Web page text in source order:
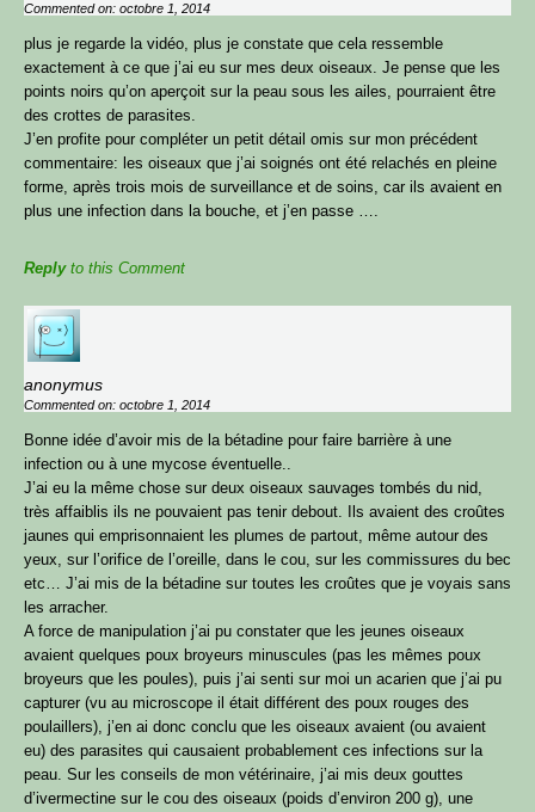
Commented on: octobre 1, 2014
plus je regarde la vidéo, plus je constate que cela ressemble
exactement à ce que j’ai eu sur mes deux oiseaux. Je pense que les
points noirs qu’on aperçoit sur la peau sous les ailes, pourraient être
des crottes de parasites.
J’en profite pour compléter un petit détail omis sur mon précédent
commentaire: les oiseaux que j’ai soignés ont été relachés en pleine
forme, après trois mois de surveillance et de soins, car ils avaient en
plus une infection dans la bouche, et j’en passe ….
Replyto this Comment
anonymus
Commented on: octobre 1, 2014
Bonne idée d’avoir mis de la bétadine pour faire barrière à une
infection ou à une mycose éventuelle..
J’ai eu la même chose sur deux oiseaux sauvages tombés du nid,
très affaiblis ils ne pouvaient pas tenir debout. Ils avaient des croûtes
jaunes qui emprisonnaient les plumes de partout, même autour des
yeux, sur l’orifice de l’oreille, dans le cou, sur les commissures du bec
etc… J’ai mis de la bétadine sur toutes les croûtes que je voyais sans
les arracher.
A force de manipulation j’ai pu constater que les jeunes oiseaux
avaient quelques poux broyeurs minuscules (pas les mêmes poux
broyeurs que les poules), puis j’ai senti sur moi un acarien que j’ai pu
capturer (vu au microscope il était différent des poux rouges des
poulaillers), j’en ai donc conclu que les oiseaux avaient (ou avaient
eu) des parasites qui causaient probablement ces infections sur la
peau. Sur les conseils de mon vétérinaire, j’ai mis deux gouttes
d’ivermectine sur le cou des oiseaux (poids d’environ 200 g), une
JE VALIDE !
Je hais les spams : ton adresse email ne sera jamais cédée
ni revendue. En t’inscrivant ici, tu recevras mes articles,
poulets en pleine santé. Tu peux te désabonner à tout